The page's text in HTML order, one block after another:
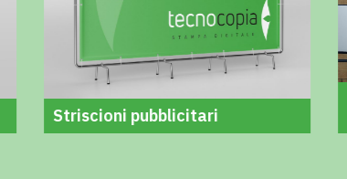
Striscioni pubblicitari